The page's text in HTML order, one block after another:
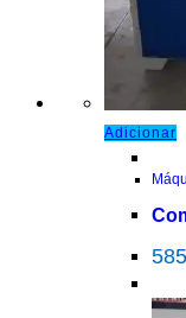
Adicionar